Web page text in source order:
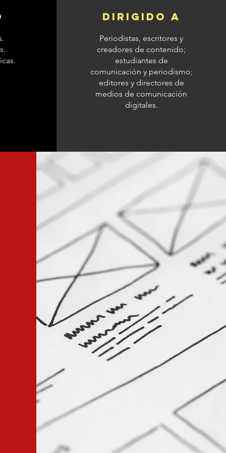
dirigido a
Periodistas, escritores y
creadores de contenido;
estudiantes de
comunicación y periodismo;
editores y directores de
medios de comunicación
digitales.